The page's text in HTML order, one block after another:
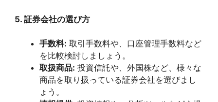
5. 証券会社の選び方
手数料: 取引手数料や、口座管理手数料など
を比較検討しましょう。
取扱商品: 投資信託や、外国株など、様々な
商品を取り扱っている証券会社を選びまし
ょう。